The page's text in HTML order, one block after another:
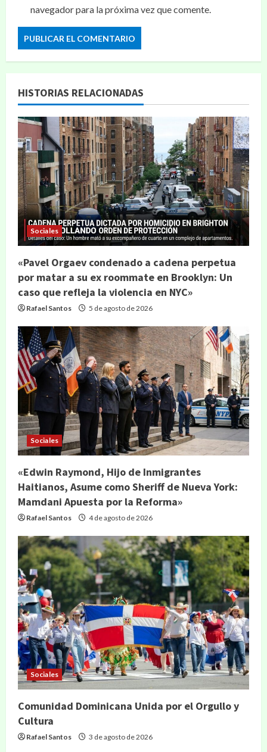
navegador para la próxima vez que comente.
HISTORIAS RELACIONADAS
Sociales
«Pavel Orgaev condenado a cadena perpetua
por matar a su ex roommate en Brooklyn: Un
caso que refleja la violencia en NYC»
Rafael Santos 5 de agosto de 2026
Sociales
«Edwin Raymond, Hijo de Inmigrantes
Haitianos, Asume como Sheriff de Nueva York:
Mamdani Apuesta por la Reforma»
Rafael Santos 4 de agosto de 2026
Sociales
Comunidad Dominicana Unida por el Orgullo y
Cultura
Rafael Santos 3 de agosto de 2026